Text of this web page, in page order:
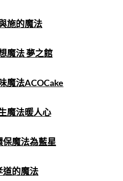
施的魔法
魔法 夢之館
魔法ACOCake
魔法暖人心
保魔法為藍星
道的魔法